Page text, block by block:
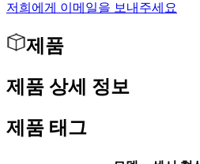
저희에게 이메일을 보내주세요
제품
제품 상세 정보
제품 태그